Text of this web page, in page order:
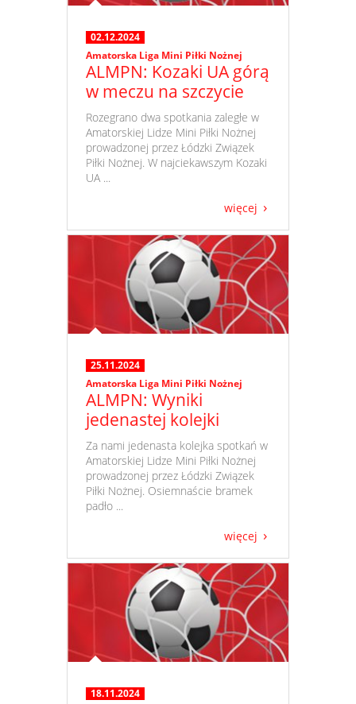
02.12.2024
Amatorska Liga Mini Piłki Nożnej
ALMPN: Kozaki UA górą
w meczu na szczycie
​ Rozegrano dwa spotkania zaległe w
Amatorskiej Lidze Mini Piłki Nożnej
prowadzonej przez Łódzki Związek
Piłki Nożnej. W najciekawszym Kozaki
UA ...
więcej
25.11.2024
Amatorska Liga Mini Piłki Nożnej
ALMPN: Wyniki
jedenastej kolejki
​ Za nami jedenasta kolejka spotkań w
Amatorskiej Lidze Mini Piłki Nożnej
prowadzonej przez Łódzki Związek
Piłki Nożnej. Osiemnaście bramek
padło ...
więcej
18.11.2024